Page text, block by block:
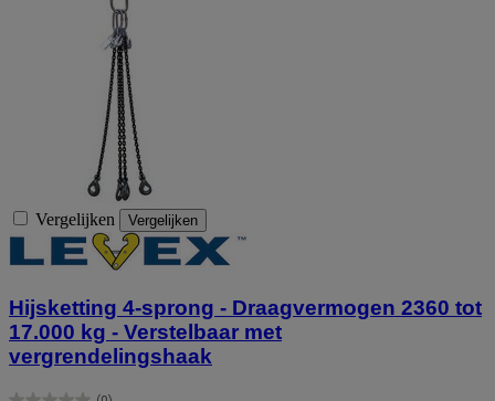
Vergelijken Vergelijken
Hijsketting 4-sprong - Draagvermogen 2360 tot
17.000 kg - Verstelbaar met
vergrendelingshaak